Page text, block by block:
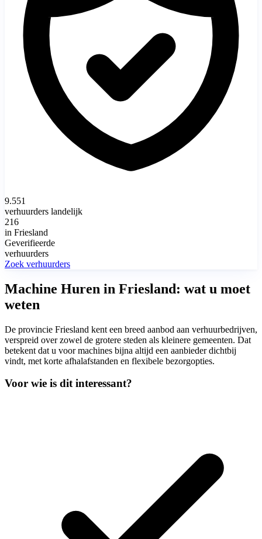
9.551
verhuurders landelijk
216
in Friesland
Geverifieerde
verhuurders
Zoek verhuurders
Machine Huren in Friesland: wat u moet
weten
De provincie Friesland kent een breed aanbod aan verhuurbedrijven,
verspreid over zowel de grotere steden als kleinere gemeenten. Dat
betekent dat u voor machines bijna altijd een aanbieder dichtbij
vindt, met korte afhalafstanden en flexibele bezorgopties.
Voor wie is dit interessant?